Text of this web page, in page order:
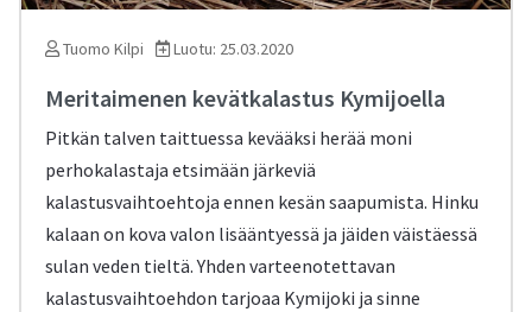
Tuomo Kilpi Luotu: 25.03.2020
Meritaimenen kevätkalastus Kymijoella
Pitkän talven taittuessa kevääksi herää moni
perhokalastaja etsimään järkeviä
kalastusvaihtoehtoja ennen kesän saapumista. Hinku
kalaan on kova valon lisääntyessä ja jäiden väistäessä
sulan veden tieltä. Yhden varteenotettavan
kalastusvaihtoehdon tarjoaa Kymijoki ja sinne